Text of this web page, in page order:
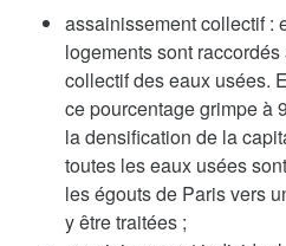
assainissement collectif :
logements sont
collectif des eaux usées.
ce pourcentage grimpe à
la densification de la
toutes les eaux usées
les égouts de Paris vers
y être traitées ;